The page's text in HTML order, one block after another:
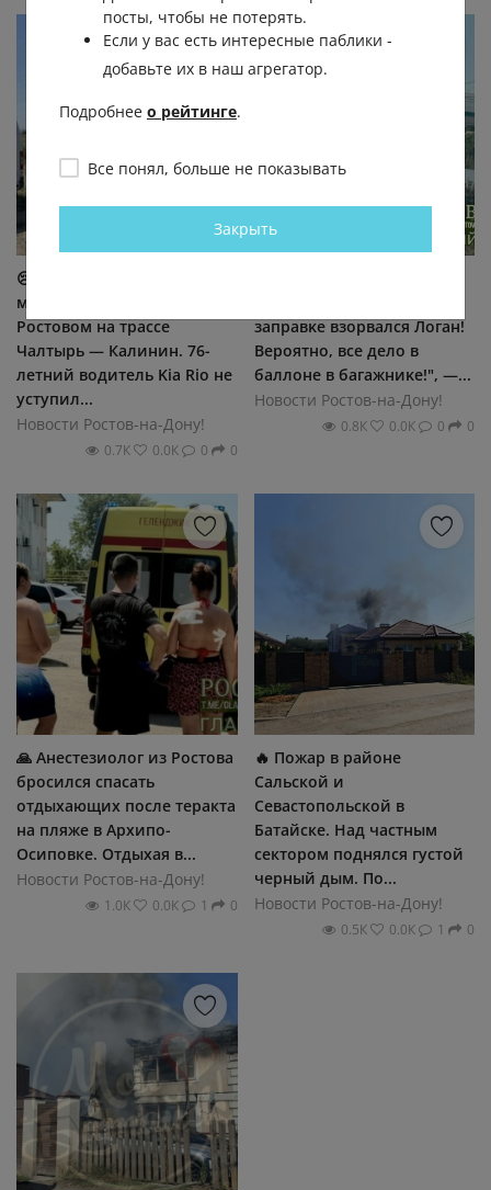
😢 Женщина погибла в
массовом ДТП под
Ростовом на трассе
Чалтырь — Калинин. 76-
летний водитель Kia Rio не
уступил...
Новости Ростов-на-Дону!
0.7К 0.0К 0 0
зaпpaвκe взοpвaлcя Лοгaн!
Βepοятнο, вce дeлο в
бaллοнe в бaгaжниκe!", —...
Новости Ростов-на-Дону!
0.8К 0.0К 0 0
🙏 Анестезиолог из Ростова
бросился спасать
отдыхающих после теракта
на пляже в Архипо-
Осиповке. Отдыхая в...
Новости Ростов-на-Дону!
1.0К 0.0К 1 0
🔥 Пожар в районе
Сальской и
Севастопольской в
Батайске. Над частным
сектором поднялся густой
черный дым. По...
Новости Ростов-на-Дону!
0.5К 0.0К 1 0
посты, чтобы не потерять.
Если у вас есть интересные паблики -
добавьте их в наш агрегатор.
Подробнее о рейтинге.
Все понял, больше не показывать
Закрыть